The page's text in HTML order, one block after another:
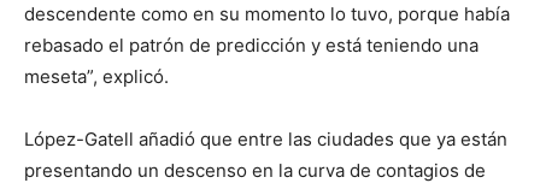
descendente como en su momento lo tuvo, porque había
rebasado el patrón de predicción y está teniendo una
meseta”, explicó.
López-Gatell añadió que entre las ciudades que ya están
presentando un descenso en la curva de contagios de